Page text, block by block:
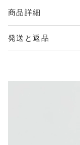
商品詳細
発送と返品